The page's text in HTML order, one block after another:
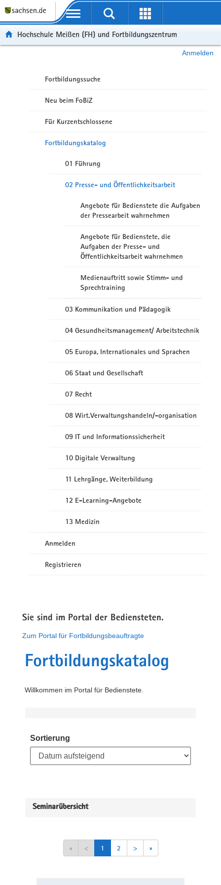
Portalübergreifende Navigation
Hochschule Meißen (FH) und Fortbildungszentrum
Anmelden
Fortbildungssuche
Neu beim FoBiZ
Für Kurzentschlossene
Fortbildungskatalog
01 Führung
02 Presse- und Öffentlichkeitsarbeit
Angebote für Bedienstete die Aufgaben
der Pressearbeit wahrnehmen
Angebote für Bedienstete, die
Aufgaben der Presse- und
Öffentlichkeitsarbeit wahrnehmen
Medienauftritt sowie Stimm- und
Sprechtraining
03 Kommunikation und Pädagogik
04 Gesundheitsmanagement/ Arbeitstechnik
05 Europa, Internationales und Sprachen
06 Staat und Gesellschaft
07 Recht
08 Wirt.Verwaltungshandeln/-organisation
09 IT und Informationssicherheit
10 Digitale Verwaltung
11 Lehrgänge, Weiterbildung
12 E-Learning-Angebote
13 Medizin
Anmelden
Registrieren
Sie sind im Portal der Bediensteten.
Zum Portal für Fortbildungsbeauftragte
Fortbildungskatalog
Willkommen im Portal für Bedienstete.
Sortierung
Seminarübersicht
« < 1 2 > »